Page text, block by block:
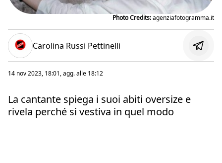
Photo Credits:agenziafotogramma.it
Carolina Russi Pettinelli
14 nov 2023, 18:01, agg. alle 18:12
La cantante spiega i suoi abiti oversize e
rivela perché si vestiva in quel modo